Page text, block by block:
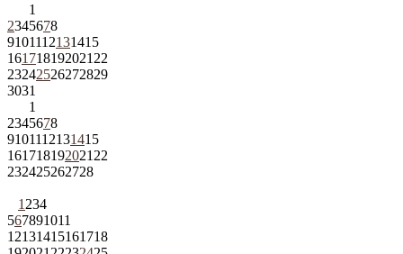
1
2345678
9101112131415
161718192021 22
23242526272829
3031
1
2345678
9101112131415
161718192021 22
232425262728
1 234
567891011
12131415161718